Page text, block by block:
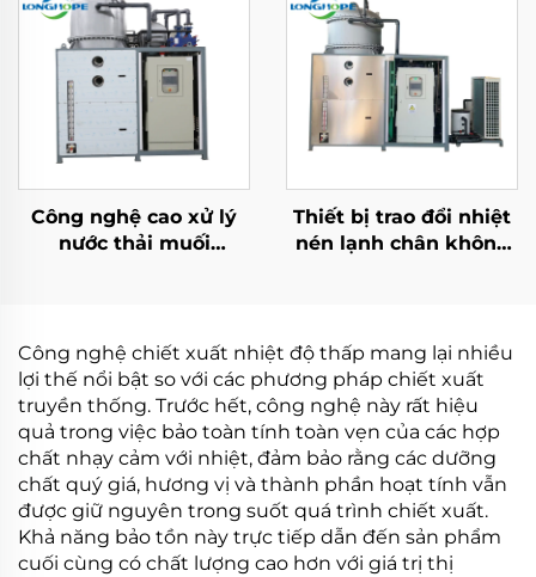
Công nghệ cao xử lý
nước thải muối
thải chân không bay
hơi
Thiết bị trao đổi nhiệt
nén lạnh chân không
Công nghệ chiết xuất nhiệt độ thấp mang lại nhiều
lợi thế nổi bật so với các phương pháp chiết xuất
truyền thống. Trước hết, công nghệ này rất hiệu
quả trong việc bảo toàn tính toàn vẹn của các hợp
chất nhạy cảm với nhiệt, đảm bảo rằng các dưỡng
chất quý giá, hương vị và thành phần hoạt tính vẫn
được giữ nguyên trong suốt quá trình chiết xuất.
Khả năng bảo tồn này trực tiếp dẫn đến sản phẩm
cuối cùng có chất lượng cao hơn với giá trị thị